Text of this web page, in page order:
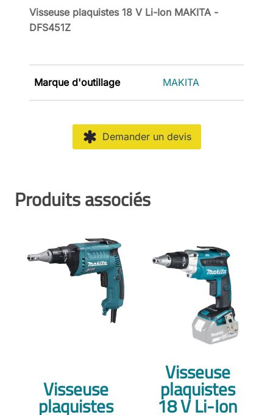
Visseuse plaquistes 18 V Li-Ion MAKITA -
DFS451Z
Marque d'outillage MAKITA
Demander un devis
Produits associés
Visseuse
plaquistes
Visseuse
plaquistes
18 V Li-Ion